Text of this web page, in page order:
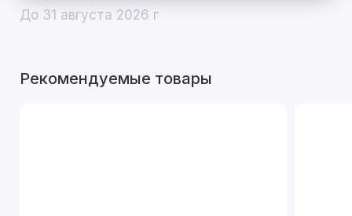
До 31 августа 2026 г
Рекомендуемые товары